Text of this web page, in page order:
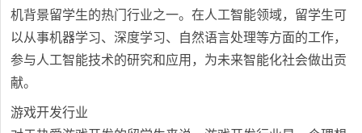
机背景留学生的热门行业之一。在人工智能领域，留学生可
以从事机器学习、深度学习、自然语言处理等方面的工作，
参与人工智能技术的研究和应用，为未来智能化社会做出贡
献。
游戏开发行业